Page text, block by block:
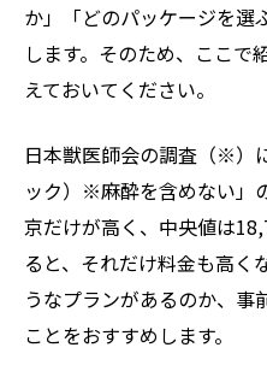
か」「どのパッケージを選
します。そのため、ここで
えておいてください。
日本獣医師会の調査（※）
ック）※麻酔を含めない」
京だけが高く、中央値は
ると、それだけ料金も高く
うなプランがあるのか、事
ことをおすすめします。